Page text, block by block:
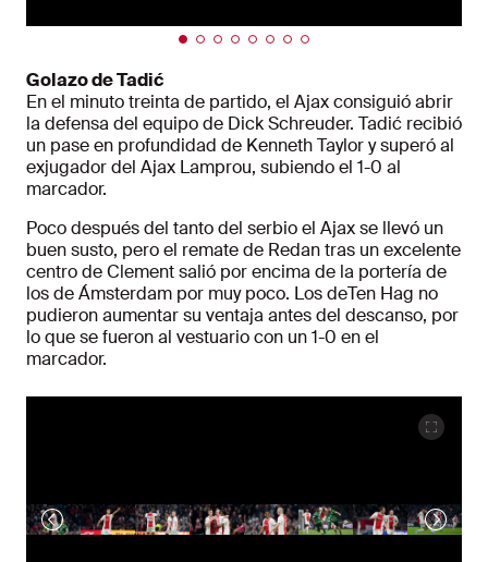
Golazo de Tadić
En el minuto treinta de partido, el Ajax consiguió abrir
la defensa del equipo de Dick Schreuder. Tadić recibió
un pase en profundidad de Kenneth Taylor y superó al
exjugador del Ajax Lamprou, subiendo el 1-0 al
marcador.
Poco después del tanto del serbio el Ajax se llevó un
buen susto, pero el remate de Redan tras un excelente
centro de Clement salió por encima de la portería de
los de Ámsterdam por muy poco. Los deTen Hag no
pudieron aumentar su ventaja antes del descanso, por
lo que se fueron al vestuario con un 1-0 en el
marcador.